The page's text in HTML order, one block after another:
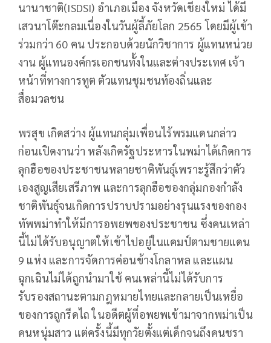
นานาชาติ(ISDSI) อำเภอเมือง จังหวัดเชียงใหม่ ได้มี
เสวนาโต๊ะกลมเนื่องในวันผู้ลี้ภัยโลก 2565 โดยมีผู้เข้า
ร่วมกว่า 60 คน ประกอบด้วยนักวิชาการ ผู้แทนหน่วย
งาน ผู้แทนองค์กรเอกชนทั้งในและต่างประเทศ เจ้า
หน้าที่ทางการทูต ตัวแทนชุมชนท้องถิ่นและ
สื่อมวลชน
พรสุข เกิดสว่าง ผู้แทนกลุ่มเพื่อนไร้พรมแดนกล่าว
ก่อนเปิดงานว่า หลังเกิดรัฐประหารในพม่าได้เกิดการ
ลุกฮือของประชาชนหลายชาติพันธุ์เพราะรู้สึกว่าตัว
เองสูญเสียเสรีภาพ และการลุกฮือของกลุ่มกองกำลัง
ชาติพันธุ์จนเกิดการปราบปรามอย่างรุนแรงของกอง
ทัพพม่าทำให้มีการอพยพของประชาชน ซึ่งคนเหล่า
นี้ไม่ได้รับอนุญาตให้เข้าไปอยู่ในแคมป์ตามชายแดน
9 แห่ง และการจัดการค่อนข้างโกลาหล และแผน
ฉุกเฉินไม่ได้ถูกนำมาใช้ คนเหล่านี้ไม่ได้รับการ
รับรองสถานะตามกฎหมายไทยและกลายเป็นเหยื่อ
ของการถูกรีดไถ ในอดีตผู้ที่อพยพเข้ามาจากพม่าเป็น
คนหนุ่มสาว แต่ครั้งนี้มีทุกวัยตั้งแต่เด็กจนถึงคนชรา